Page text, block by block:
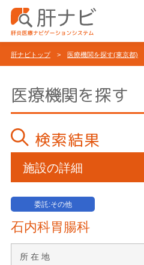
肝ナビトップ> 医療機関を探す(東京都)
医療機関を探す
検索結果
施設の詳細
委託:その他
石内科胃腸科
所 在 地